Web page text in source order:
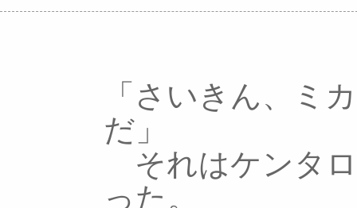
「さいきん、ミ
だ」
それはケンタ
った。